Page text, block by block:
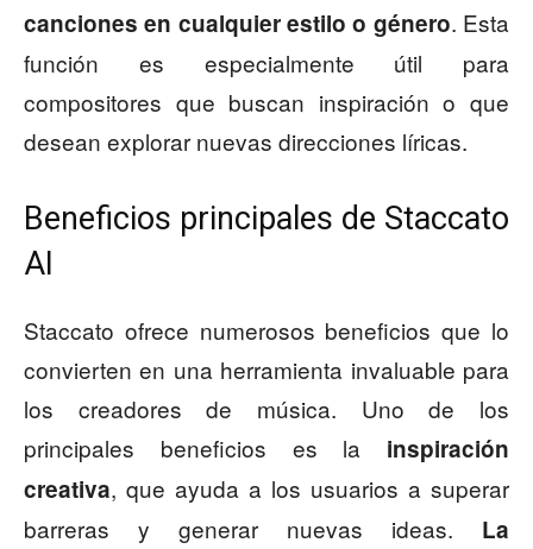
canciones en cualquier estilo o género. Esta
función es especialmente útil para
compositores que buscan inspiración o que
desean explorar nuevas direcciones líricas.
Beneficios principales de Staccato
AI
Staccato ofrece numerosos beneficios que lo
convierten en una herramienta invaluable para
los creadores de música. Uno de los
principales beneficios es la inspiración
creativa, que ayuda a los usuarios a superar
barreras y generar nuevas ideas. La